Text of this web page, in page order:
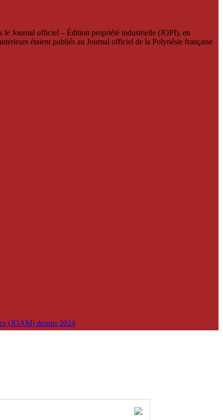
le Journal officiel – Édition propriété industrielle (JOPI), en
étaient publiés au Journal officiel de la Polynésie française
(JOAM) depuis 2024